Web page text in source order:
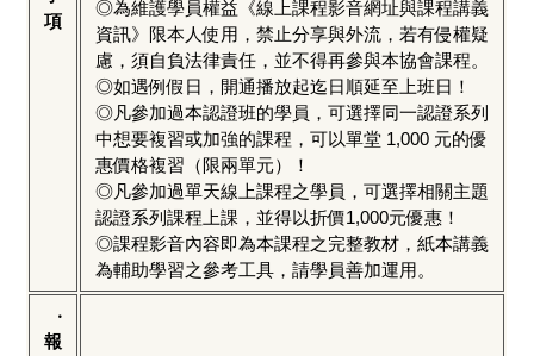
項
◎為維護學員權益《線上課程影音網址與課程講義
資訊》限本人使用，禁止分享與外流，若有侵權疑
慮，須自負法律責任，並不得再參與本協會課程。
◎如遇例假日，開通播放起迄日順延至上班日！
◎凡參加過本認證班的學員，可選擇同一認證系列
中想要複習或加強的課程，可以單堂 1,000 元的優
惠價格複習（限兩單元）！
◎凡參加過單天線上課程之學員，可選擇相關主題
認證系列課程上課，並得以折價1,000元優惠！
◎課程影音內容即為本課程之完整教材，紙本講義
為輔助學習之參考工具，請學員善加運用。
‧
報